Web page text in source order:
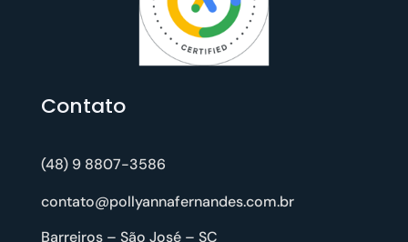
Contato
(48) 9 8807-3586
contato@pollyannafernandes.com.br
Barreiros – São José – SC